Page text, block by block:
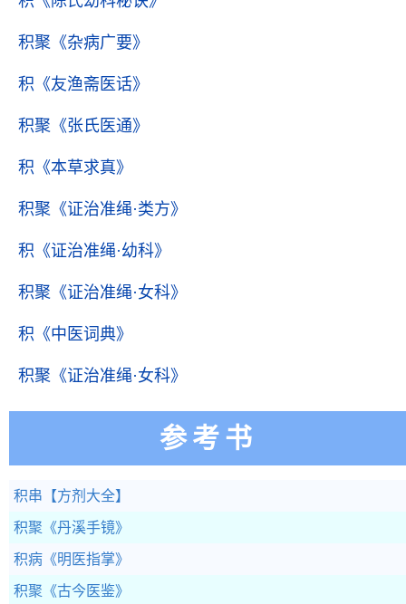
积聚 《杂病广要》
积 《友渔斋医话》
积聚 《张氏医通》
积 《本草求真》
积聚 《证治准绳·类方》
积 《证治准绳·幼科》
积聚 《证治准绳·女科》
积 《中医词典》
积聚 《证治准绳·女科》
参考书
积串 【方剂大全】
积聚 《丹溪手镜》
积病 《明医指掌》
积聚 《古今医鉴》